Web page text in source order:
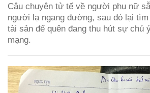
Câu chuyện tử tế về người phụ nữ
người lạ ngang đường, sau đó lại
tài sản để quên đang thu hút sự chú
mạng.